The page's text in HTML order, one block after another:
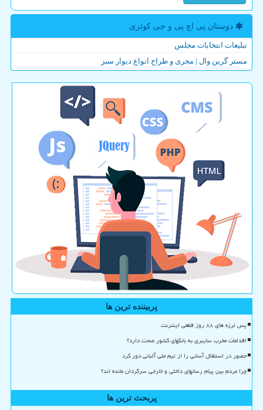
دوستان پی اچ پی و جی كوئری
تبلیغات انتخابات مجلس
مستر گرین وال | مجری و طراح انواع دیوار سبز
پربیننده ترین ها
پس لرزه های ۸۸ روز قطعی اینترنت
اقدامات مخرب سایبری به بانکهای کشور صحت دارد؟
حضور در استقلال آسانی را از تیم ملی آلبانی دور کرد
چرا مردم بین پیام رسانهای داخلی و خارجی سرگردان مانده اند؟
پربحث ترین ها